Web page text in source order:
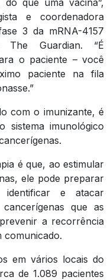
e coordenadora
3 da mRNA-4157
Guardian. “É
o paciente – você
paciente na fila
com o imunizante, é
sistema imunológico
é que, ao estimular
ele pode preparar
identificar e atacar
que as
a recorrência
comunicado.
em vários locais do
de 1.089 pacientes